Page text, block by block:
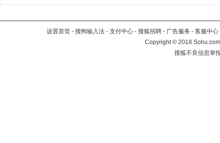
设置首页 - 搜狗输入法 - 支付中心 - 搜狐招聘 - 广告服务 - 客服中心
Copyright©2018
搜狐不良信息举